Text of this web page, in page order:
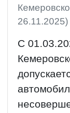
26.11.2025)
С